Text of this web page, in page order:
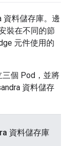
資料儲存庫。邊
裝在不同的節
元件使用的
三個 Pod，並將
資料儲存
資料儲存庫